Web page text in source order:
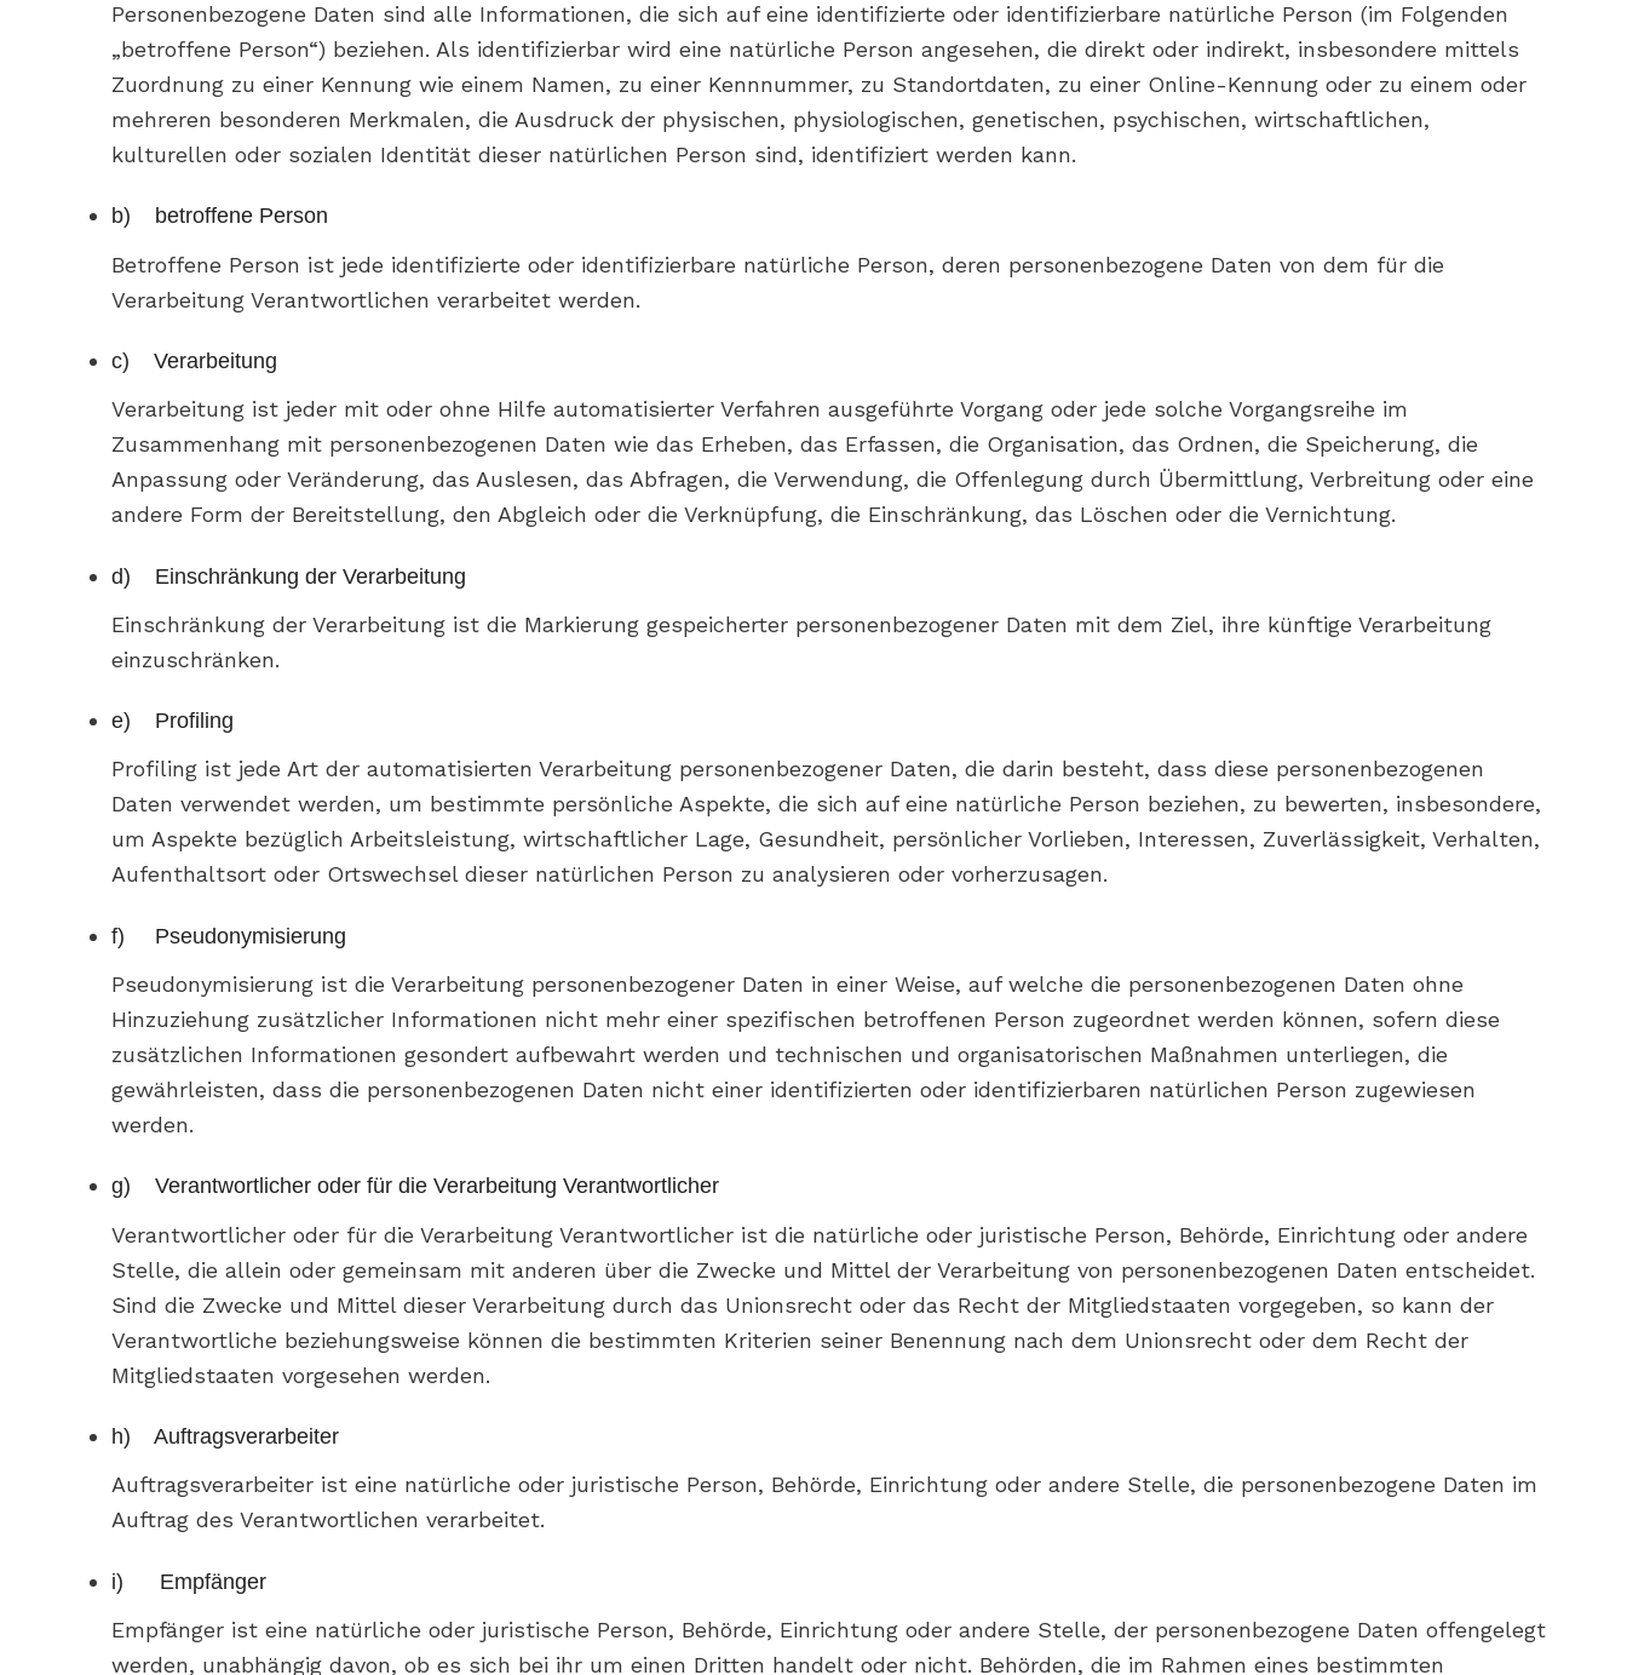
Personenbezogene Daten sind alle Informationen, die sich auf eine identifizierte oder identifizierbare natürliche Person (im Folgenden
„betroffene Person“) beziehen. Als identifizierbar wird eine natürliche Person angesehen, die direkt oder indirekt, insbesondere mittels
Zuordnung zu einer Kennung wie einem Namen, zu einer Kennnummer, zu Standortdaten, zu einer Online-Kennung oder zu einem oder
mehreren besonderen Merkmalen, die Ausdruck der physischen, physiologischen, genetischen, psychischen, wirtschaftlichen,
kulturellen oder sozialen Identität dieser natürlichen Person sind, identifiziert werden kann.
b) betroffene Person
Betroffene Person ist jede identifizierte oder identifizierbare natürliche Person, deren personenbezogene Daten von dem für die
Verarbeitung Verantwortlichen verarbeitet werden.
c) Verarbeitung
Verarbeitung ist jeder mit oder ohne Hilfe automatisierter Verfahren ausgeführte Vorgang oder jede solche Vorgangsreihe im
Zusammenhang mit personenbezogenen Daten wie das Erheben, das Erfassen, die Organisation, das Ordnen, die Speicherung, die
Anpassung oder Veränderung, das Auslesen, das Abfragen, die Verwendung, die Offenlegung durch Übermittlung, Verbreitung oder eine
andere Form der Bereitstellung, den Abgleich oder die Verknüpfung, die Einschränkung, das Löschen oder die Vernichtung.
d) Einschränkung der Verarbeitung
Einschränkung der Verarbeitung ist die Markierung gespeicherter personenbezogener Daten mit dem Ziel, ihre künftige Verarbeitung
einzuschränken.
e) Profiling
Profiling ist jede Art der automatisierten Verarbeitung personenbezogener Daten, die darin besteht, dass diese personenbezogenen
Daten verwendet werden, um bestimmte persönliche Aspekte, die sich auf eine natürliche Person beziehen, zu bewerten, insbesondere,
um Aspekte bezüglich Arbeitsleistung, wirtschaftlicher Lage, Gesundheit, persönlicher Vorlieben, Interessen, Zuverlässigkeit, Verhalten,
Aufenthaltsort oder Ortswechsel dieser natürlichen Person zu analysieren oder vorherzusagen.
f) Pseudonymisierung
Pseudonymisierung ist die Verarbeitung personenbezogener Daten in einer Weise, auf welche die personenbezogenen Daten ohne
Hinzuziehung zusätzlicher Informationen nicht mehr einer spezifischen betroffenen Person zugeordnet werden können, sofern diese
zusätzlichen Informationen gesondert aufbewahrt werden und technischen und organisatorischen Maßnahmen unterliegen, die
gewährleisten, dass die personenbezogenen Daten nicht einer identifizierten oder identifizierbaren natürlichen Person zugewiesen
werden.
g) Verantwortlicher oder für die Verarbeitung Verantwortlicher
Verantwortlicher oder für die Verarbeitung Verantwortlicher ist die natürliche oder juristische Person, Behörde, Einrichtung oder andere
Stelle, die allein oder gemeinsam mit anderen über die Zwecke und Mittel der Verarbeitung von personenbezogenen Daten entscheidet.
Sind die Zwecke und Mittel dieser Verarbeitung durch das Unionsrecht oder das Recht der Mitgliedstaaten vorgegeben, so kann der
Verantwortliche beziehungsweise können die bestimmten Kriterien seiner Benennung nach dem Unionsrecht oder dem Recht der
Mitgliedstaaten vorgesehen werden.
h) Auftragsverarbeiter
Auftragsverarbeiter ist eine natürliche oder juristische Person, Behörde, Einrichtung oder andere Stelle, die personenbezogene Daten im
Auftrag des Verantwortlichen verarbeitet.
i) Empfänger
Empfänger ist eine natürliche oder juristische Person, Behörde, Einrichtung oder andere Stelle, der personenbezogene Daten offengelegt
werden, unabhängig davon, ob es sich bei ihr um einen Dritten handelt oder nicht. Behörden, die im Rahmen eines bestimmten